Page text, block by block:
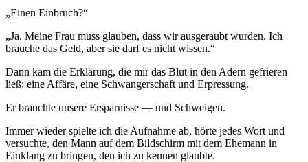
„Einen Einbruch?“
„Ja. Meine Frau muss glauben, dass wir ausgeraubt wurden. Ich
brauche das Geld, aber sie darf es nicht wissen.“
Dann kam die Erklärung, die mir das Blut in den Adern gefrieren
ließ: eine Affäre, eine Schwangerschaft und Erpressung.
Er brauchte unsere Ersparnisse — und Schweigen.
Immer wieder spielte ich die Aufnahme ab, hörte jedes Wort und
versuchte, den Mann auf dem Bildschirm mit dem Ehemann in
Einklang zu bringen, den ich zu kennen glaubte.